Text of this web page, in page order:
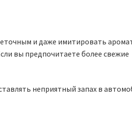
и даже имитировать
вы предпочитаете более свежие
неприятный запах в